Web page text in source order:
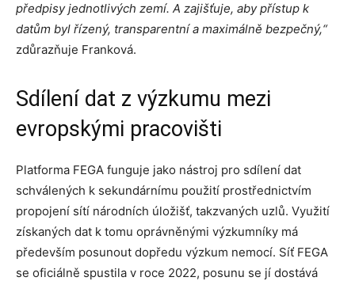
předpisy jednotlivých zemí. A zajišťuje, aby přístup k
datům byl řízený, transparentní a maximálně bezpečný,“
zdůrazňuje Franková.
Sdílení dat z výzkumu mezi
evropskými pracovišti
Platforma FEGA funguje jako nástroj pro sdílení dat
schválených k sekundárnímu použití prostřednictvím
propojení sítí národních úložišť, takzvaných uzlů. Využití
získaných dat k tomu oprávněnými výzkumníky má
především posunout dopředu výzkum nemocí. Síť FEGA
se oficiálně spustila v roce 2022, posunu se jí dostává